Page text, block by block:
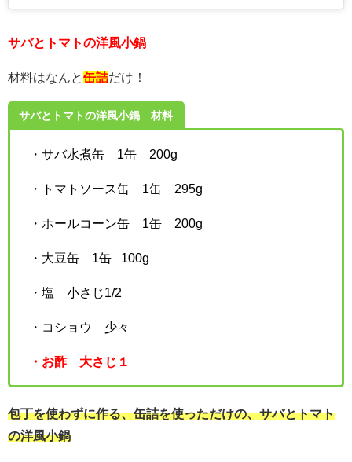
サバとトマトの洋風小鍋
材料はなんと缶詰だけ！
サバとトマトの洋風小鍋 材料
・サバ水煮缶 1缶 200g
・トマトソース缶 1缶 295g
・ホールコーン缶 1缶 200g
・大豆缶 1缶 100g
・塩 小さじ1/2
・コショウ 少々
・お酢 大さじ１
包丁を使わずに作る、缶詰を使っただけの、サバとトマト
の洋風小鍋